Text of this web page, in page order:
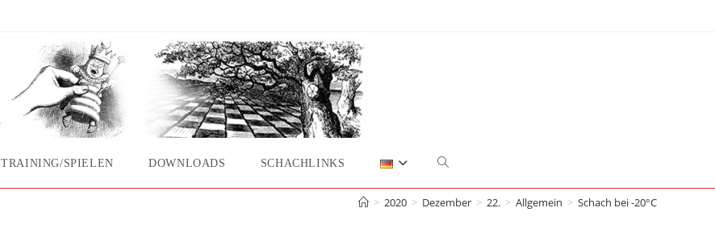
TRAINING/SPIELEN DOWNLOADS SCHACHLINKS Website-
Suche
> 2020 > Dezember > 22. > Allgemein > Schach bei -20°C